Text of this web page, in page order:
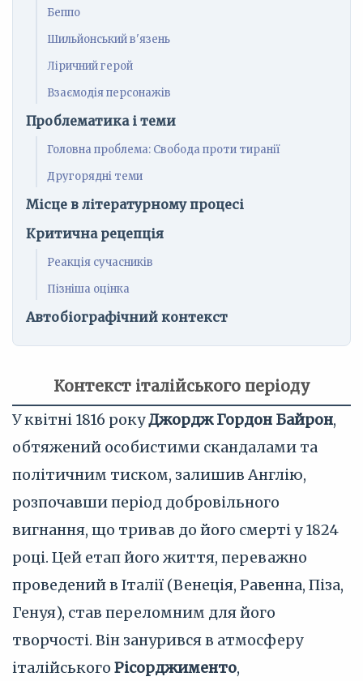
Беппо
Шильйонський в'язень
Ліричний герой
Взаємодія персонажів
Проблематика і теми
Головна проблема: Свобода проти тиранії
Другорядні теми
Місце в літературному процесі
Критична рецепція
Реакція сучасників
Пізніша оцінка
Автобіографічний контекст
Контекст італійського періоду
У квітні 1816 рокуДжордж Гордон Байрон,
обтяжений особистими скандалами та
політичним тиском, залишив Англію,
розпочавши період добровільного
вигнання, що тривав до його смерті у 1824
році. Цей етап його життя, переважно
проведений в Італії (Венеція, Равенна, Піза,
Генуя), став переломним для його
творчості. Він занурився в атмосферу
італійського Рісорджименто,